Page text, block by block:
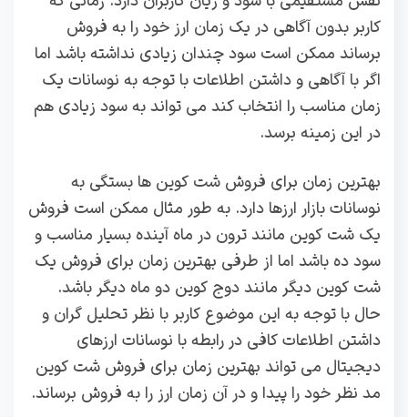
کاربر بدون آگاهی در یک زمان ارز خود را به فروش
برساند ممکن است سود چندان زیادی نداشته باشد اما
اگر با آگاهی و داشتن اطلاعات با توجه به نوسانات یک
زمان مناسب را انتخاب کند می تواند به سود زیادی هم
در این زمینه برسد.
بهترین زمان برای فروش شت کوین ها بستگی به
نوسانات بازار ارزها دارد. به طور مثال ممکن است فروش
یک شت کوین مانند ترون در ماه آینده بسیار مناسب و
سود ده باشد اما از طرفی بهترین زمان برای فروش یک
شت کوین دیگر مانند دوج کوین دو ماه دیگر باشد.
حال با توجه به این موضوع کاربر با نظر تحلیل گران و
داشتن اطلاعات کافی در رابطه با نوسانات ارزهای
دیجیتال می تواند بهترین زمان برای فروش شت کوین
مد نظر خود را پیدا و در آن زمان ارز را به فروش برساند.